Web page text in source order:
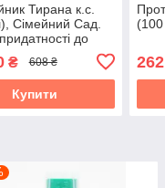
Тирана к.с.
Сімейний Сад.
до
₴ 608 ₴
Купити
262